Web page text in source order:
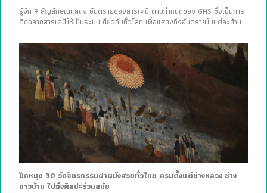
รู้จัก 9 สัญลักษณ์แสดง อันตรายของสารเคมี ตามกำหนดของ GHS ซึ่งเป็นการ
ติดฉลากสารเคมีให้เป็นระบบเดียวกันทั่วโลก เพื่อแสดงถึงอันตรายในแต่ละด้าน
ปักหมุด 30 วัดจิตรกรรมฝาผนังสวยทั่วไทย ครบตั้งแต่ช่างหลวง ช่าง
ชาวบ้าน ไปถึงศิลปะร่วมสมัย